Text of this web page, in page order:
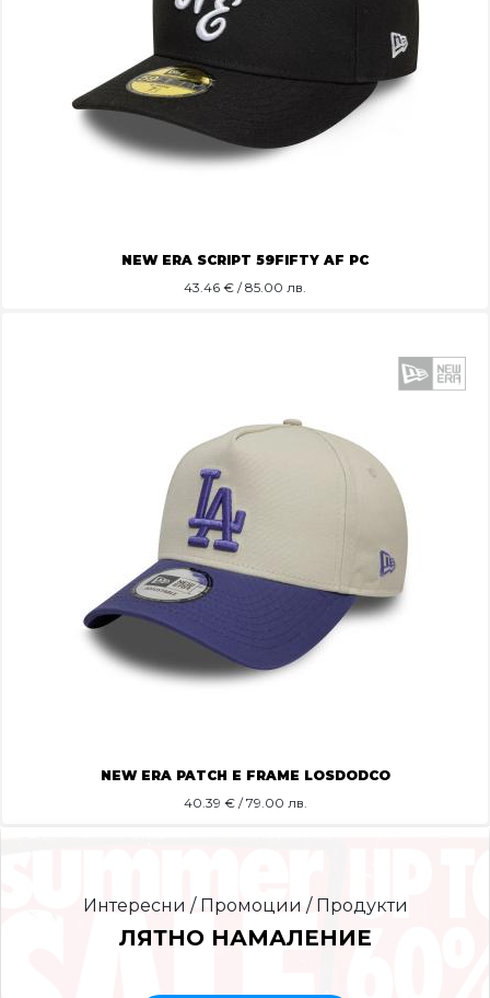
NEW ERA SCRIPT 59FIFTY AF PC
43.46 € / 85.00 лв.
NEW ERA PATCH E FRAME LOSDODCO
40.39 € / 79.00 лв.
Интересни / Промоции / Продукти
ЛЯТНО НАМАЛЕНИЕ